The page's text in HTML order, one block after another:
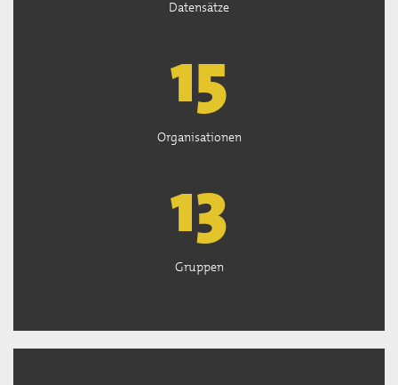
Datensätze
15
Organisationen
13
Gruppen